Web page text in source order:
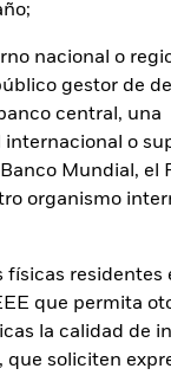
nacional o
gestor de
central, una
o
Mundial, el
organismo
físicas residentes
que permita
la calidad de
que soliciten
los costes de
excluido de los
Bond Fund
de
cambios en los
tendrán un
títulos de renta fija.
potenciales o
riesgo.Los
del Fondo